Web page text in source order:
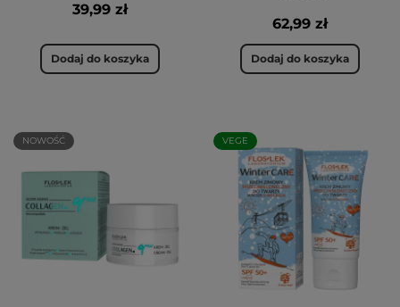
39,99 zł
Dodaj do koszyka
62,99 zł
Dodaj do koszyka
NOWOŚĆ VEGE